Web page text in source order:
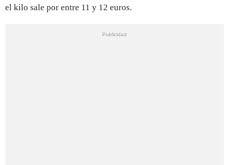
el kilo sale por entre 11 y 12 euros.